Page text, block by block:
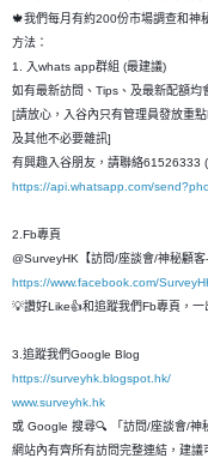
🍁我們每月有約200份市場調查和神
方法：
1. 入whats app群組 (最建議)
如有最新訪問、Tips、及最新配額均
[請放心，入谷內只有管理員發放重
及其他不必要雜訊]
有興趣入谷朋友，請聯絡61526333
https://api.whatsapp.com/
2.Fb專頁
@SurveyHK【訪問/座談會/神秘顧
https://www.facebook.com/
💡讚好Like👍和追蹤我們Fb專頁，一
3.追蹤我們Google Blog
https://surveyhk.blogspot.hk/
www.surveyhk.hk
或 Google 搜尋🔍 「訪問/座談會/神
網站內有齊所有訪問完整連結，建議